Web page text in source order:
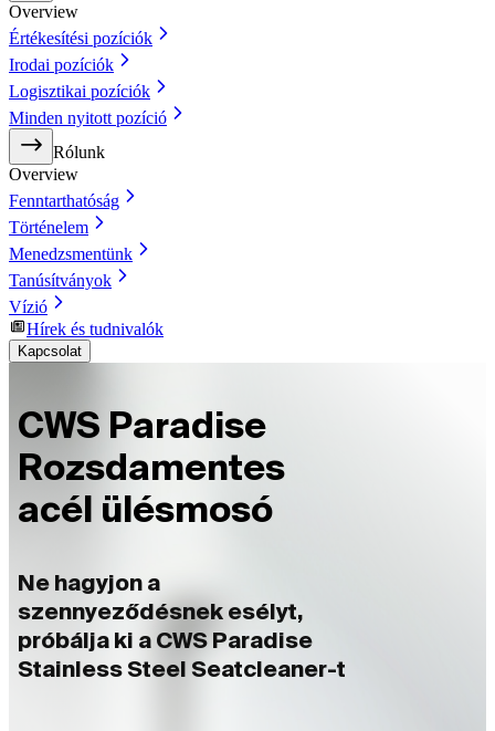
Overview
Értékesítési pozíciók
Irodai pozíciók
Logisztikai pozíciók
Minden nyitott pozíció
Rólunk
Overview
Fenntarthatóság
Történelem
Menedzsmentünk
Tanúsítványok
Vízió
Hírek és tudnivalók
Kapcsolat
CWS Paradise
Rozsdamentes
acél ülésmosó
Ne hagyjon a
szennyeződésnek esélyt,
próbálja ki a CWS Paradise
Stainless Steel Seatcleaner-t